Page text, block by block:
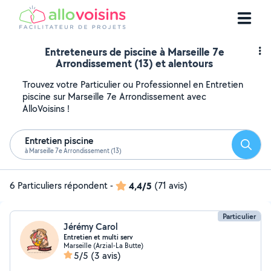
Entreteneurs de piscine à Marseille 7e
Arrondissement (13) et alentours
Trouvez votre Particulier ou Professionnel en Entretien
piscine sur Marseille 7e Arrondissement avec
AlloVoisins !
Entretien piscine
à Marseille 7e Arrondissement (13)
6 Particuliers répondent- 4,4/5 (71 avis)
Particulier
Jérémy Carol
Entretien et multi serv
Marseille (Arzial-La Butte)
5/5 (3 avis)